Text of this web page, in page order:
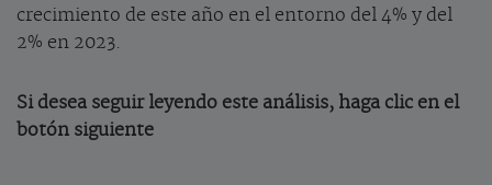
crecimiento de este año en el entorno del 4% y del
2% en 2023.
Si desea seguir leyendo este análisis, haga clic en el
botón siguiente